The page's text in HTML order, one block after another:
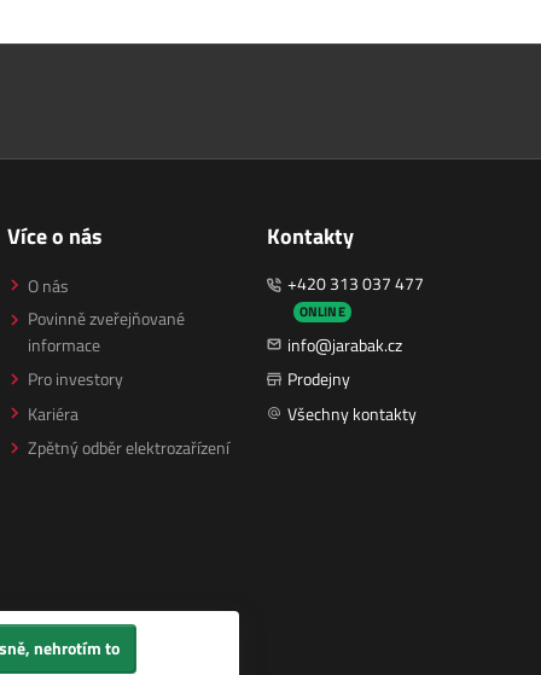
Více o nás
O nás
Povinně zveřejňované
informace
Pro investory
Kariéra
Zpětný odběr elektrozařízení
Kontakty
+420 313 037 477
ONLINE
info@jarabak.cz
Prodejny
Všechny kontakty
nehrotím to